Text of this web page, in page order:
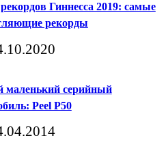
Гиннесса 2019: самые
рекорды
серийный
Peel P50